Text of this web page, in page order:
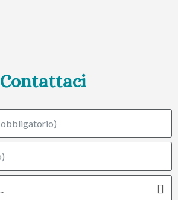
Contattaci